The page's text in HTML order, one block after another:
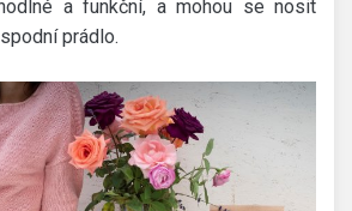
a funkční, a mohou se nosit
prádlo.